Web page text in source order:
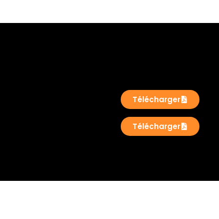
Télécharger
Télécharger